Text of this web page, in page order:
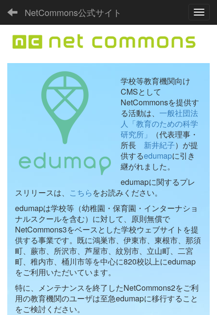
NetCommons公式サイト
学校等教育機関向け
CMSとして
NetCommonsを提供す
る活動は、 一般社団法
人「教育のための科学
研究所」
（代表理事・
所長 新井紀子）が提
供するedumapに引き
継がれました。
edumapに関するプレ
スリリースは、 こちらをお読みください。
edumapは学校等（幼稚園・保育園・インターナショ
ナルスクールを含む）に対して、原則無償で
NetCommons3をベースとした学校ウェブサイトを提
供する事業です。既に鴻巣市、伊東市、東根市、那須
町、蕨市、所沢市、芦屋市、紋別市、立山町、二宮
町、稚内市、桶川市等を中心に820校以上にedumap
をご利用いただいています。
特に、メンテナンスを終了したNetCommons2をご利
用の教育機関のユーザは至急edumapに移行すること
をご検討ください。